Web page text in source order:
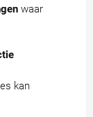
waar
kan